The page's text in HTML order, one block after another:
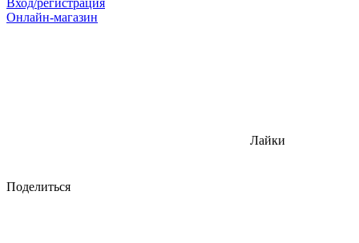
Вход/регистрация
Онлайн-магазин
Лайки
Поделиться